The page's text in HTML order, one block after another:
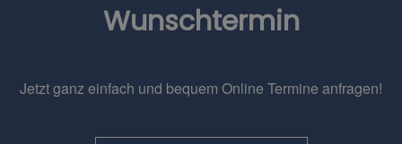
Wunschtermin
Jetzt ganz einfach und bequem Online Termine anfragen!